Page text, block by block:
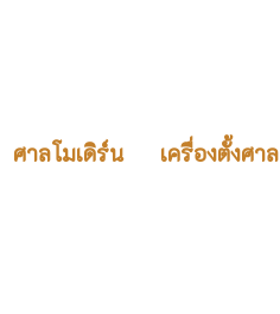
ศาลโมเดิร์น เครื่องตั้งศาล